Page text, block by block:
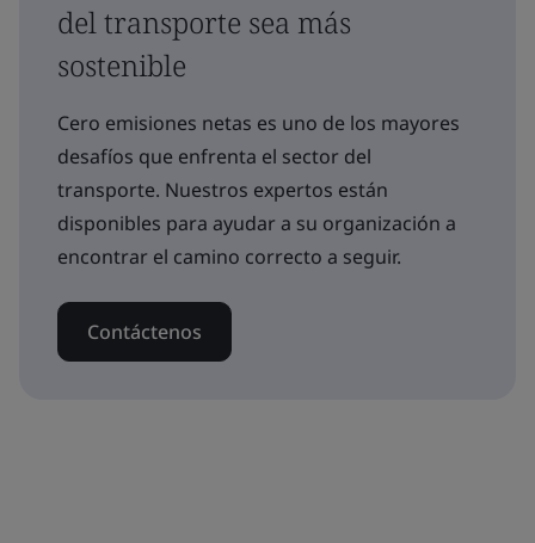
del transporte sea más
sostenible
Cero emisiones netas es uno de los mayores
desafíos que enfrenta el sector del
transporte. Nuestros expertos están
disponibles para ayudar a su organización a
encontrar el camino correcto a seguir.
Contáctenos